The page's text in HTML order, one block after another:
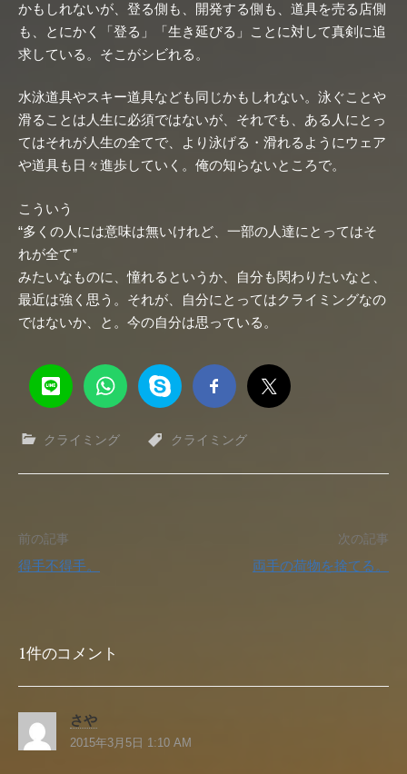
かもしれないが、登る側も、開発する側も、道具を売る店側
も、とにかく「登る」「生き延びる」ことに対して真剣に追
求している。そこがシビれる。
水泳道具やスキー道具なども同じかもしれない。泳ぐことや
滑ることは人生に必須ではないが、それでも、ある人にとっ
てはそれが人生の全てで、より泳げる・滑れるようにウェア
や道具も日々進歩していく。俺の知らないところで。
こういう
“多くの人には意味は無いけれど、一部の人達にとってはそ
れが全て”
みたいなものに、憧れるというか、自分も関わりたいなと、
最近は強く思う。それが、自分にとってはクライミングなの
ではないか、と。今の自分は思っている。
クライミング クライミング
投
稿
ビ
ゲ
ー
前の記事
得手不得手。
次の記事
両手の荷物を捨てる。
1件のコメント
さや
2015年3月5日 1:10 AM